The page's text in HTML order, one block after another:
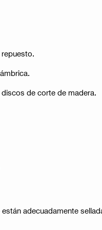
de corte de madera.
adecuadamente